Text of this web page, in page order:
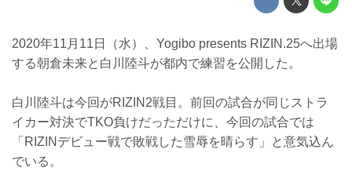
2020年11月11日（水）、Yogibo presents RIZIN.25へ出場
する朝倉未来と白川陸斗が都内で練習を公開した。
白川陸斗は今回がRIZIN2戦目。前回の試合が同じストラ
イカー対決でTKO負けだっただけに、今回の試合では
「RIZINデビュー戦で敗戦した雪辱を晴らす」と意気込ん
でいる。